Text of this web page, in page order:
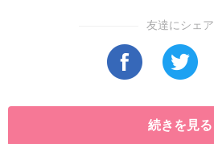
友達にシェア
続きを見る